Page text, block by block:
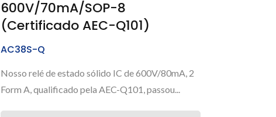
600V/70mA/SOP-8
(Certificado AEC-Q101)
AC38S-Q
Nosso relé de estado sólido IC de 600V/80mA, 2
Form A, qualificado pela AEC-Q101, passou...